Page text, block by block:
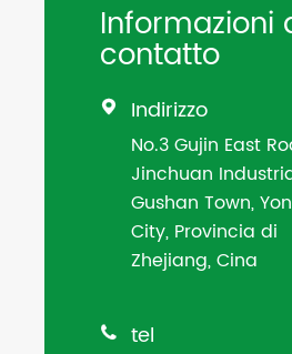
Informazioni
contatto
 Indirizzo
No.3 Gujin East
Jinchuan
Gushan Town,
City, Provincia di
Zhejiang, Cina
 tel